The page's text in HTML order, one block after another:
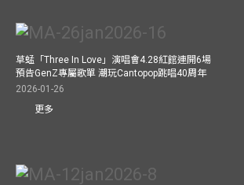
草蜢「Three In Love」演唱會4.28紅館連開6場
預告GenZ專屬歌單 潮玩Cantopop跳唱40周年
2026-01-26
更多